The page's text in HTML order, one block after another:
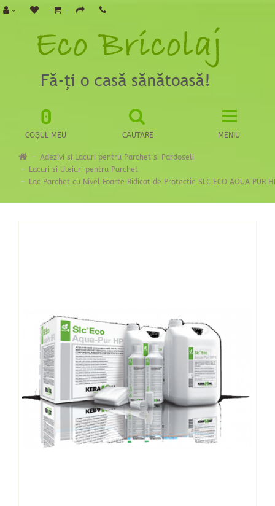
MENIU
CĂUTARE
0
COŞUL MEU
Adezivi si Lacuri pentru Parchet si Pardoseli
Lacuri si Uleiuri pentru Parchet
Lac Parchet cu Nivel Foarte Ridicat de Protectie SLC ECO AQUA PUR